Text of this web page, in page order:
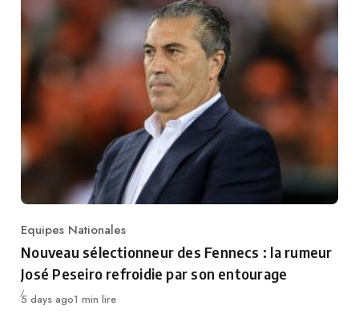
Category
Equipes Nationales
Nouveau sélectionneur des Fennecs : la rumeur
José Peseiro refroidie par son entourage
Publié
5 days ago1 min lire